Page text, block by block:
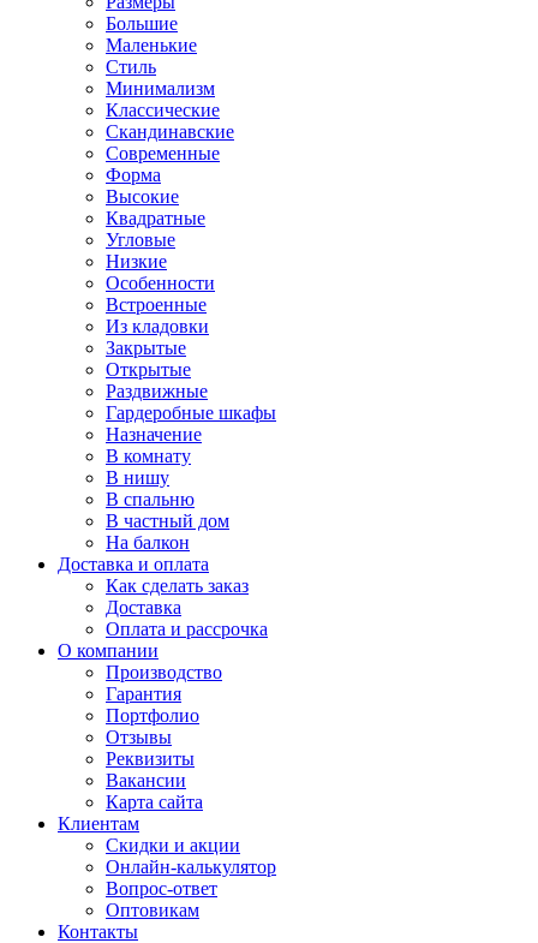
Большие
Маленькие
Стиль
Минимализм
Классические
Скандинавские
Современные
Форма
Высокие
Квадратные
Угловые
Низкие
Особенности
Встроенные
Из кладовки
Закрытые
Открытые
Раздвижные
Гардеробные шкафы
Назначение
В комнату
В нишу
В спальню
В частный дом
На балкон
Доставка и оплата
Как сделать заказ
Доставка
Оплата и рассрочка
О компании
Производство
Гарантия
Портфолио
Отзывы
Реквизиты
Вакансии
Карта сайта
Клиентам
Скидки и акции
Онлайн-калькулятор
Вопрос-ответ
Оптовикам
Контакты